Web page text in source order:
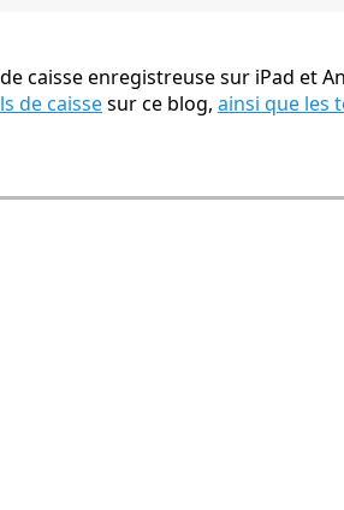
caisse enregistreuse sur iPad et
de caissesur ce blog, ainsi que les